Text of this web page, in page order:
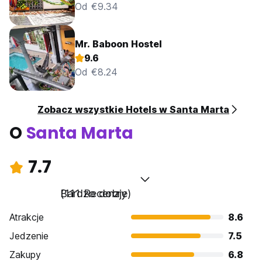
Od €9.34
Mr. Baboon Hostel
9.6
Od €8.24
Zobacz wszystkie Hotels w Santa Marta
O Santa Marta
7.7
Bardzo dobry
(111 Recenzje)
Atrakcje
8.6
Jedzenie
7.5
Zakupy
6.8